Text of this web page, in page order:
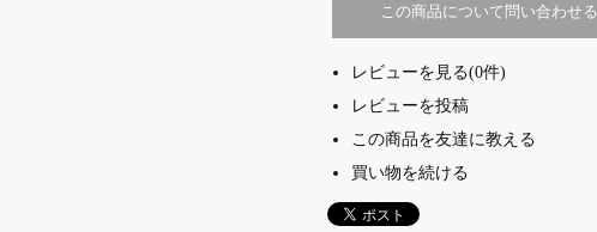
この商品について問い合わせる
レビューを見る(0件)
レビューを投稿
この商品を友達に教える
買い物を続ける